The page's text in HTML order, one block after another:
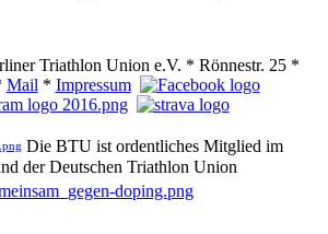
Triathlon Union e.V. * Rönnestr. 25 *
Mail * Impressum
Die BTU ist ordentliches Mitglied im
der Deutschen Triathlon Union